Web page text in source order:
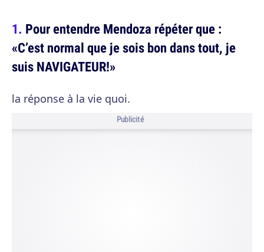
Pour entendre Mendoza répéter que :
«C’est normal que je sois bon dans tout, je
suis NAVIGATEUR!»
la réponse à la vie quoi.
Publicité